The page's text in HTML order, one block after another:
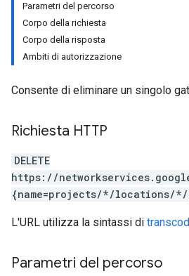
Parametri del percorso
Corpo della richiesta
Corpo della risposta
Ambiti di autorizzazione
Consente di eliminare un singolo
Richiesta HTTP
DELETE
https://
{name=projects/*/locations/*/
L'URL utilizza la sintassi di
Parametri del percorso